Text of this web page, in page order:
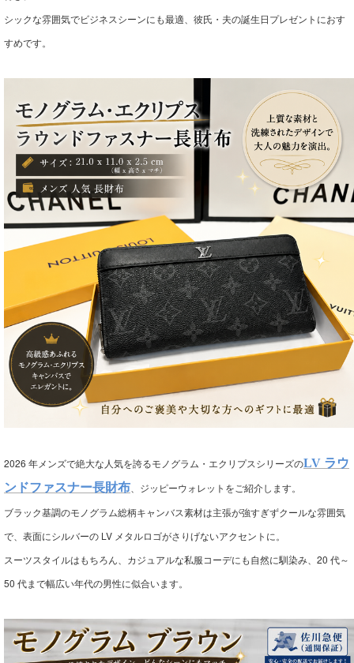
シックな雰囲気でビジネスシーンにも最適、彼氏・夫の誕生日プレゼントにおす
すめです。
2026 年メンズで絶大な人気を誇るモノグラム・エクリプスシリーズのLV ラウ
ンドファスナー長財布 、ジッピーウォレットをご紹介します。
ブラック基調のモノグラム総柄キャンバス素材は主張が強すぎずクールな雰囲気
で、表面にシルバーの LV メタルロゴがさりげないアクセントに。
スーツスタイルはもちろん、カジュアルな私服コーデにも自然に馴染み、20 代～
50 代まで幅広い年代の男性に似合います。